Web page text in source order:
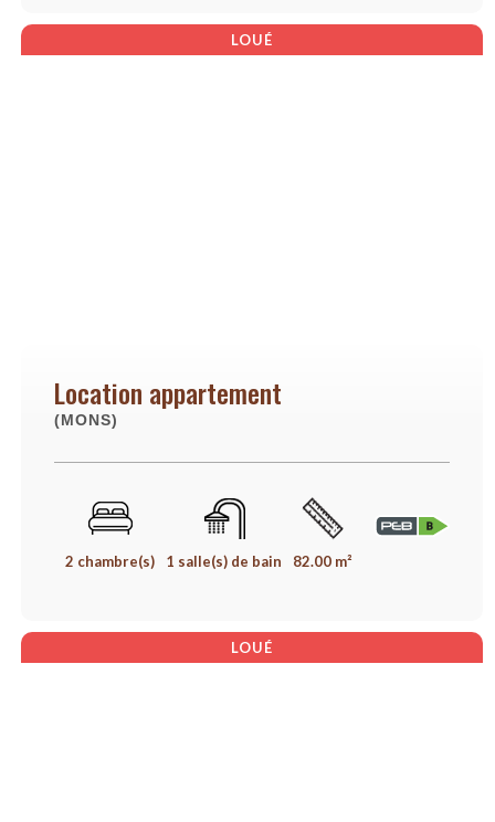
LOUÉ
Location appartement
(MONS)
2 chambre(s) 1 salle(s) de bain 82.00 m²
LOUÉ